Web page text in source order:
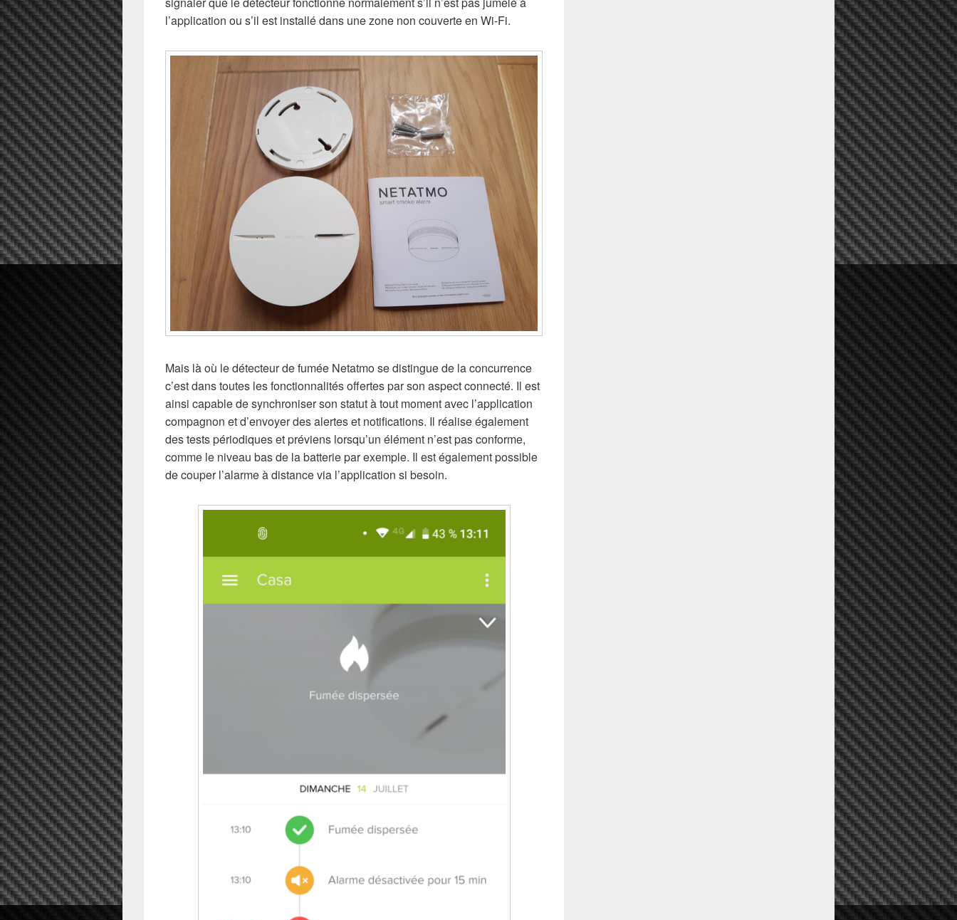
l’application ou s’il est installé dans une zone non couverte en Wi-Fi.
Mais là où le détecteur de fumée Netatmo se distingue de la concurrence
c’est dans toutes les fonctionnalités offertes par son aspect connecté. Il est
ainsi capable de synchroniser son statut à tout moment avec l’application
compagnon et d’envoyer des alertes et notifications. Il réalise également
des tests périodiques et préviens lorsqu’un élément n’est pas conforme,
comme le niveau bas de la batterie par exemple. Il est également possible
de couper l’alarme à distance via l’application si besoin.